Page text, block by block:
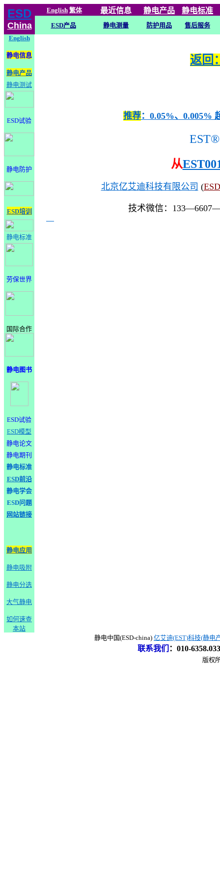
ESD
China
English 繁体 最近信息 静电产品 静电标准
ESD产品 静电测量 防护用品
售后服务
English
静电信息
静电产品
静电测试
ESD试验
静电防护
ESD培训
静电标准
劳保世界
国际合作
静电图书
ESD试验
ESD模型
静电论文
静电期刊
静电标准
ESD前沿
静电学会
ESD问题
网站链接
静电应用
静电吸附
静电分选
大气静电
如何速查
本站
返回
推荐：0.05%、0.005%
EST®
从
北京亿艾迪科技有限公司 (
技术微信：
静电中国(ESD-china) 亿艾迪(EST)科技(静电
联系我们 ： 010-
版权